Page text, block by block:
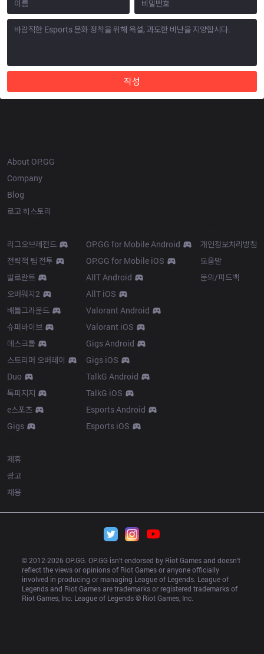
작성
About OP.GG
Company
Blog
로고 히스토리
리그오브레전드
전략적 팀 전투
발로란트
오버워치2
배틀그라운드
슈퍼바이브
데스크톱
스트리머 오버레이
Duo
톡피지지
e스포츠
Gigs
OP.GG for Mobile Android
OP.GG for Mobile iOS
AllT Android
AllT iOS
Valorant Android
Valorant iOS
Gigs Android
Gigs iOS
TalkG Android
TalkG iOS
Esports Android
Esports iOS
개인정보처리방침
도움말
문의/피드백
제휴
광고
채용
© 2012-2026 OP.GG. OP.GG isn’t endorsed by Riot Games and doesn’t
reflect the views or opinions of Riot Games or anyone officially
involved in producing or managing League of Legends. League of
Legends and Riot Games are trademarks or registered trademarks of
Riot Games, Inc. League of Legends © Riot Games, Inc.